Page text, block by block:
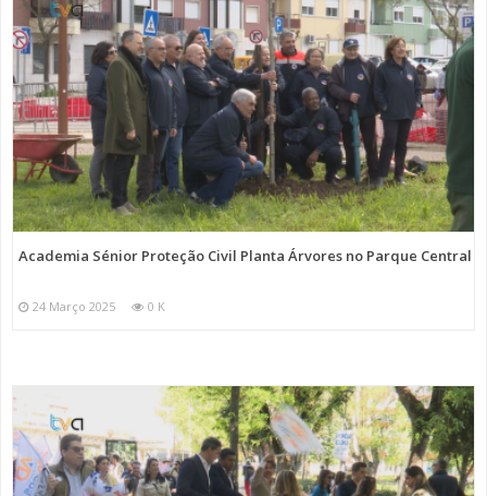
Academia Sénior Proteção Civil Planta Árvores no Parque Central
24 Março 2025 0 K